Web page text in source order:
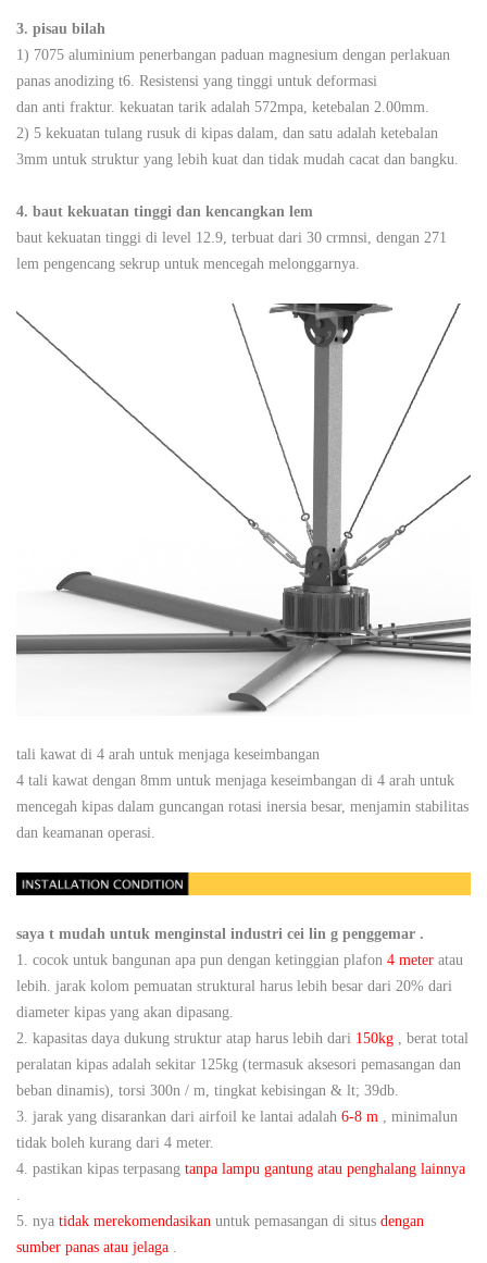
3. pisau bilah
1) 7075 aluminium penerbangan paduan magnesium dengan perlakuan
panas anodizing t6. Resistensi yang tinggi untuk deformasi
dan anti fraktur. kekuatan tarik adalah 572mpa, ketebalan 2.00mm.
2) 5 kekuatan tulang rusuk di kipas dalam, dan satu adalah ketebalan
3mm untuk struktur yang lebih kuat dan tidak mudah cacat dan bangku.
4. baut kekuatan tinggi dan kencangkan lem
baut kekuatan tinggi di level 12.9, terbuat dari 30 crmnsi, dengan 271
lem pengencang sekrup untuk mencegah melonggarnya.
tali kawat di 4 arah untuk menjaga keseimbangan
4 tali kawat dengan 8mm untuk menjaga keseimbangan di 4 arah untuk
mencegah kipas dalam guncangan rotasi inersia besar, menjamin stabilitas
dan keamanan operasi.
saya t mudah untuk menginstal industri cei lin g penggemar .
1.
cocok untuk bangunan apa pun dengan ketinggian plafon 4 meter atau
lebih. jarak kolom pemuatan struktural harus lebih besar dari 20% dari
diameter kipas yang akan dipasang.
2. kapasitas daya dukung struktur atap harus lebih dari 150kg , berat total
peralatan kipas adalah sekitar 125kg (termasuk aksesori pemasangan dan
beban dinamis), torsi 300n / m, tingkat kebisingan & lt; 39db.
3. jarak yang disarankan dari airfoil ke lantai adalah 6-8 m , minimalun
tidak boleh kurang dari 4 meter.
4. pastikan kipas terpasang tanpa lampu gantung atau penghalang lainnya
5. nya tidak merekomendasikan untuk pemasangan di situs dengan
sumber panas atau jelaga